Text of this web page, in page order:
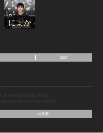
にょか
成績
出来事